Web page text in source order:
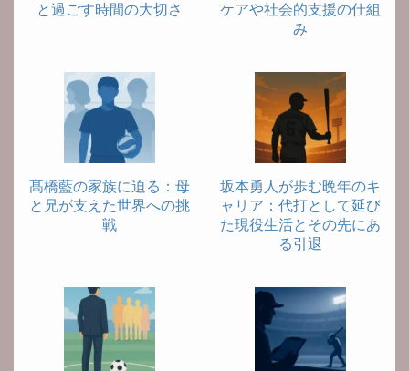
と過ごす時間の大切さ
ケアや社会的支援の仕組
み
髙橋藍の家族に迫る：母
と兄が支えた世界への挑
戦
坂本勇人が歩む晩年のキ
ャリア：代打として延び
た現役生活とその先にあ
る引退